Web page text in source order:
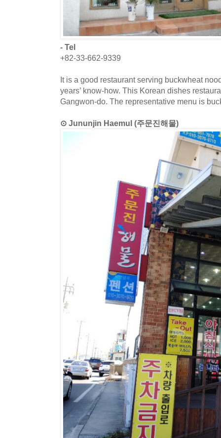
- Tel
+82-33-662-9339
It is a good restaurant serving buckwheat
years’ know-how. This Korean dishes
Gangwon-do. The representative menu is
⊙ Jununjin Haemul (주문진해물)